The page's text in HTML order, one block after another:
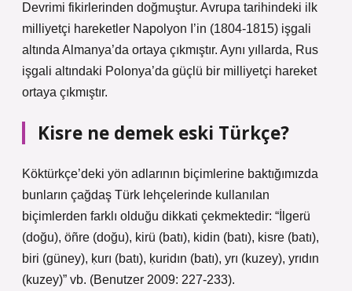
Devrimi fikirlerinden doğmuştur. Avrupa tarihindeki ilk
milliyetçi hareketler Napolyon I’in (1804-1815) işgali
altında Almanya’da ortaya çıkmıştır. Aynı yıllarda, Rus
işgali altındaki Polonya’da güçlü bir milliyetçi hareket
ortaya çıkmıştır.
Kisre ne demek eski Türkçe?
Köktürkçe’deki yön adlarının biçimlerine baktığımızda
bunların çağdaş Türk lehçelerinde kullanılan
biçimlerden farklı olduğu dikkati çekmektedir: “İlgerü
(doğu), öñre (doğu), kirü (batı), kidin (batı), kisre (batı),
biri (güney), ḳurı (batı), ḳuridın (batı), yrı (kuzey), yrıdın
(kuzey)” vb. (Benutzer 2009: 227-233).